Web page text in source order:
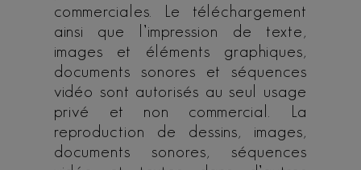
commerciales. Le téléchargement
ainsi que l’impression de texte,
images et éléments graphiques,
documents sonores et séquences
vidéo sont autorisés au seul usage
privé et non commercial. La
reproduction de dessins, images,
documents sonores, séquences